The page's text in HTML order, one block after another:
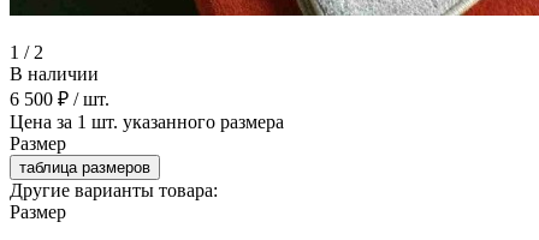
1 / 2
В наличии
6 500 ₽ / шт.
Цена за 1 шт. указанного размера
Размер
таблица размеров
Другие варианты товара:
Размер